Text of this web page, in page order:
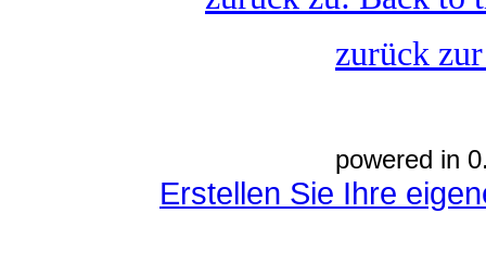
zurück
powered in
Erstellen Sie Ihre